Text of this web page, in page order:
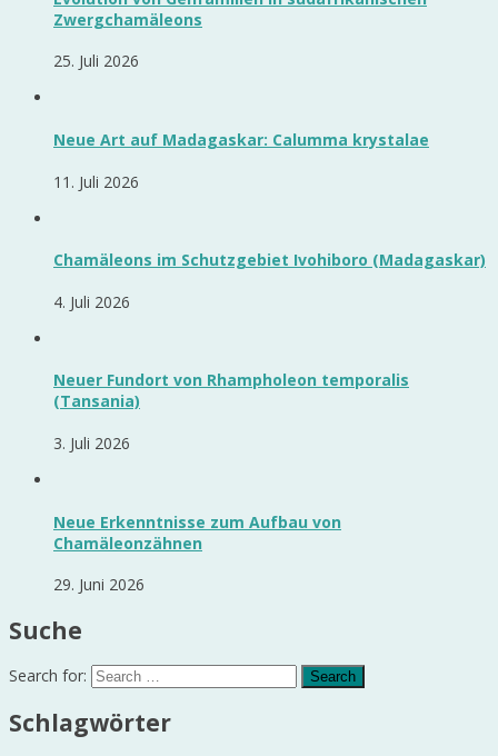
Zwergchamäleons
25. Juli 2026
Neue Art auf Madagaskar: Calumma krystalae
11. Juli 2026
Chamäleons im Schutzgebiet Ivohiboro (Madagaskar)
4. Juli 2026
Neuer Fundort von Rhampholeon temporalis
(Tansania)
3. Juli 2026
Neue Erkenntnisse zum Aufbau von
Chamäleonzähnen
29. Juni 2026
Suche
Search for:
Schlagwörter